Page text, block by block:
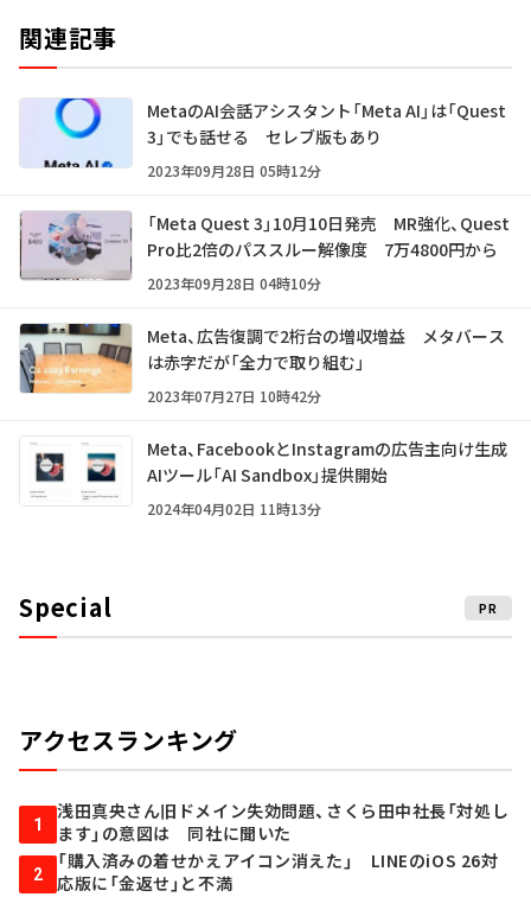
関連記事
MetaのAI会話アシスタント「Meta AI」は「Quest
3」でも話せる セレブ版もあり
2023年09月28日 05時12分
「Meta Quest 3」10月10日発売 MR強化、Quest
Pro比2倍のパススルー解像度 7万4800円から
2023年09月28日 04時10分
Meta、広告復調で2桁台の増収増益 メタバース
は赤字だが「全力で取り組む」
2023年07月27日 10時42分
Meta、FacebookとInstagramの広告主向け生成
AIツール「AI Sandbox」提供開始
2024年04月02日 11時13分
Special PR
アクセスランキング
1
浅田真央さん旧ドメイン失効問題、さくら田中社長「対処し
ます」の意図は 同社に聞いた
2
「購入済みの着せかえアイコン消えた」 LINEのiOS 26対
応版に「金返せ」と不満